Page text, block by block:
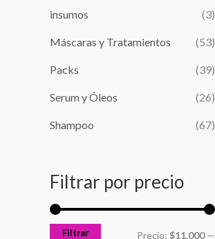
insumos (3)
Máscaras y Tratamientos (53)
Packs (39)
Serum y Óleos (26)
Shampoo (67)
Filtrar por precio
Filtrar Precio: $11.000—